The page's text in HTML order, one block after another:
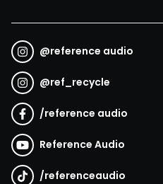
@reference audio
@ref_recycle
/reference audio
Reference Audio
/referenceaudio